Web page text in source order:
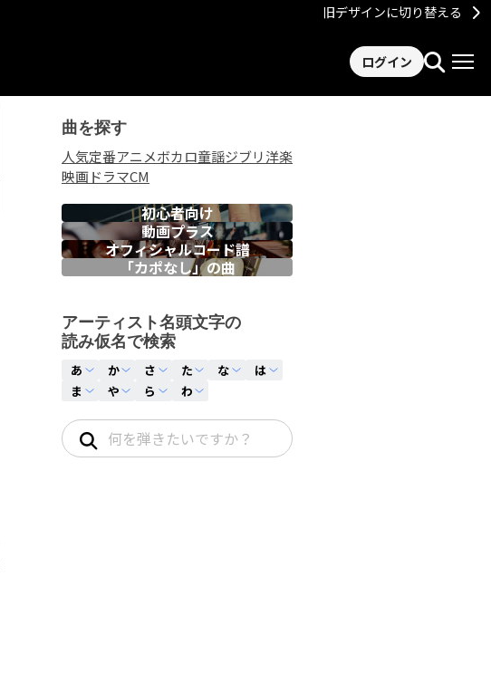
旧デザインに切り替える
ログイン
曲を探す
人気定番アニメボカロ童謡ジブリ洋楽
映画ドラマCM
初心者向け
動画プラス
オフィシャルコード譜
「カポなし」の曲
アーティスト名頭文字の
読み仮名で検索